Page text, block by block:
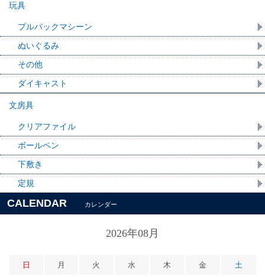
玩具
プルバックマシーン
ぬいぐるみ
その他
ダイキャスト
文房具
クリアファイル
ボールペン
下敷き
定規
CALENDAR カレンダー
2026年08月
日 月 火 水 木 金 土